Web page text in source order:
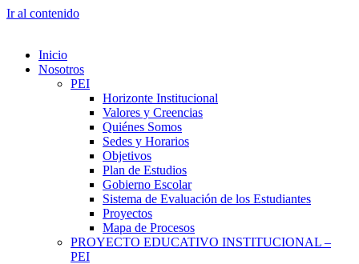
Ir al contenido
Inicio
Nosotros
PEI
Horizonte Institucional
Valores y Creencias
Quiénes Somos
Sedes y Horarios
Objetivos
Plan de Estudios
Gobierno Escolar
Sistema de Evaluación de los Estudiantes
Proyectos
Mapa de Procesos
PROYECTO EDUCATIVO INSTITUCIONAL –
PEI